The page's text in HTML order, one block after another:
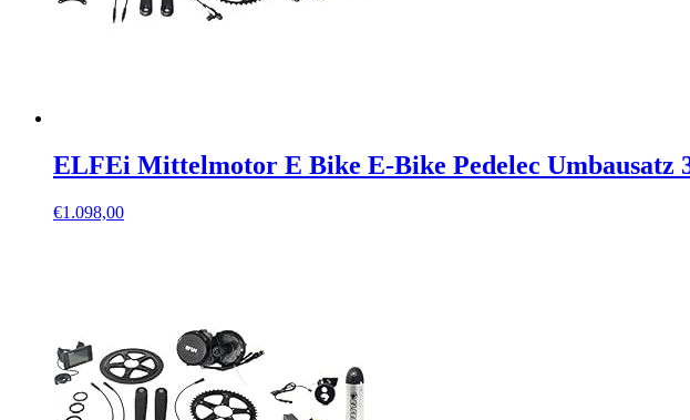
ELFEi Mittelmotor E Bike E-Bike Pedelec Umbausatz
€1.098,00